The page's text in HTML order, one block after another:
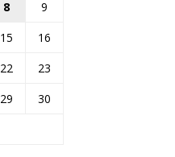
8
9
15
16
22
23
29
30